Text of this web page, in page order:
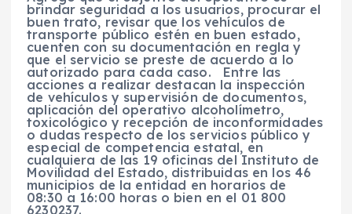
brindar seguridad a los usuarios, procurar el
buen trato, revisar que los vehículos de
transporte público estén en buen estado,
cuenten con su documentación en regla y
que el servicio se preste de acuerdo a lo
autorizado para cada caso. Entre las
acciones a realizar destacan la inspección
de vehículos y supervisión de documentos,
aplicación del operativo alcoholímetro,
toxicológico y recepción de inconformidades
o dudas respecto de los servicios público y
especial de competencia estatal, en
cualquiera de las 19 oficinas del Instituto de
Movilidad del Estado, distribuidas en los 46
municipios de la entidad en horarios de
08:30 a 16:00 horas o bien en el 01 800
6230237.